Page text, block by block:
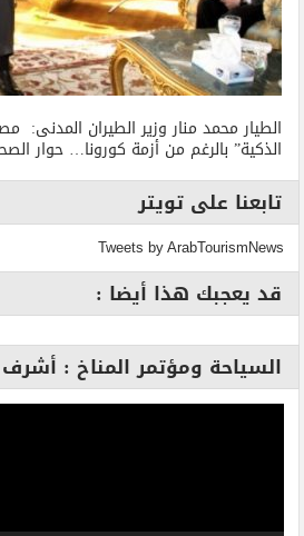
الطيار محمد منار وزير الطيران المدنى:
الذكية” بالرغم من أزمة كورونا… حوار
تابعنا على تويتر
Tweets by ArabTourismNews
قد يعجبك هذا أيضا :
السياحة ومؤتمر المناخ :